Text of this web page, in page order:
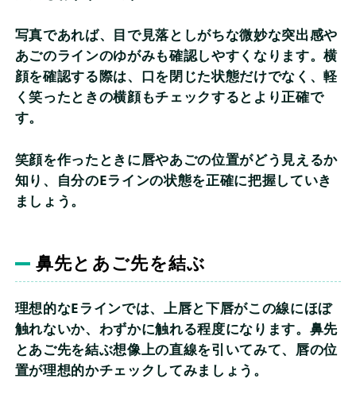
写真であれば、目で見落としがちな微妙な突出感や
あごのラインのゆがみも確認しやすくなります。横
顔を確認する際は、口を閉じた状態だけでなく、軽
く笑ったときの横顔もチェックするとより正確で
す。
笑顔を作ったときに唇やあごの位置がどう見えるか
知り、自分のEラインの状態を正確に把握していき
ましょう。
鼻先とあご先を結ぶ
理想的なEラインでは、上唇と下唇がこの線にほぼ
触れないか、わずかに触れる程度になります。鼻先
とあご先を結ぶ想像上の直線を引いてみて、唇の位
置が理想的かチェックしてみましょう。